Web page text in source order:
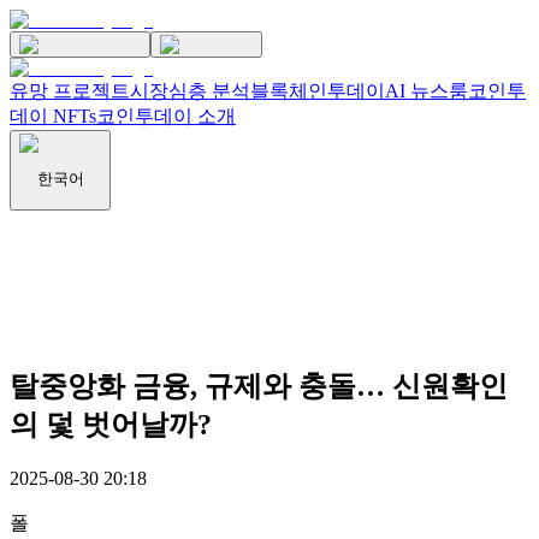
유망 프로젝트시장심층 분석블록체인투데이 AI 뉴스룸코인투
데이 NFTs코인투데이 소개
한국어
탈중앙화 금융, 규제와 충돌… 신원확인
의 덫 벗어날까?
2025-08-30 20:18
폴